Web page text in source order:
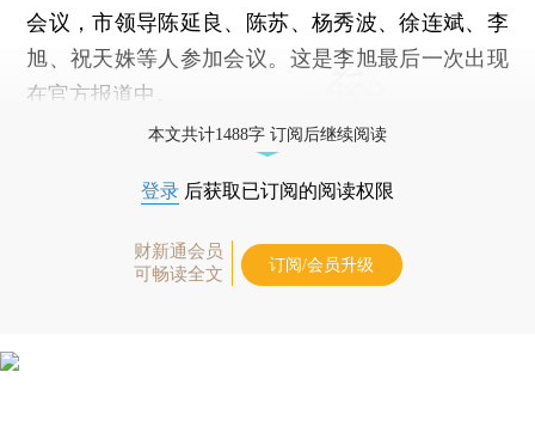
会议，市领导陈延良、陈苏、杨秀波、徐连斌、李
旭、祝天姝等人参加会议。这是李旭最后一次出现
在官方报道中。
本文共计1488字 订阅后继续阅读
登录 后获取已订阅的阅读权限
财新通会员
可畅读全文
订阅/会员升级